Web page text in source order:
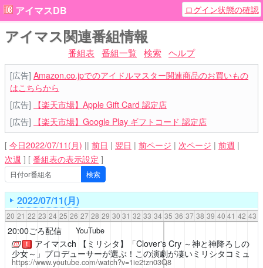
アイマスDB ログイン状態の確認
アイマス関連番組情報
番組表 番組一覧 検索 ヘルプ
[広告] Amazon.co.jpでのアイドルマスター関連商品のお買いもの
はこちらから
[広告]
【楽天市場】Apple Gift Card 認定店
[広告]
【楽天市場】Google Play ギフトコード 認定店
[ 今日2022/07/11(月) || 前日 | 翌日 | 前ページ | 次ページ | 前週 |
次週 ] [ 番組表の表示設定 ]
2022/07/11(月)
20 21 22 23 24 25 26 27 28 29 30 31 32 33 34 35 36 37 38 39 40 41 42 43
20:00ごろ配信 YouTube
！ アイマスch 【ミリシタ】「Clover's Cry ～神と神降ろしの
少女～」プロデューサーが選ぶ！この演劇が凄いミリシタコミュ
https://www.youtube.com/watch?v=1ie2tzn03Q8